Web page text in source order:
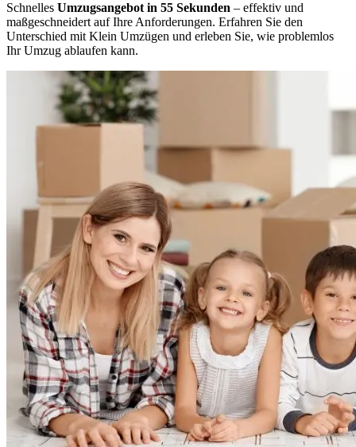
Schnelles Umzugsangebot in 55 Sekunden – effektiv und
maßgeschneidert auf Ihre Anforderungen. Erfahren Sie den
Unterschied mit Klein Umzügen und erleben Sie, wie problemlos
Ihr Umzug ablaufen kann.